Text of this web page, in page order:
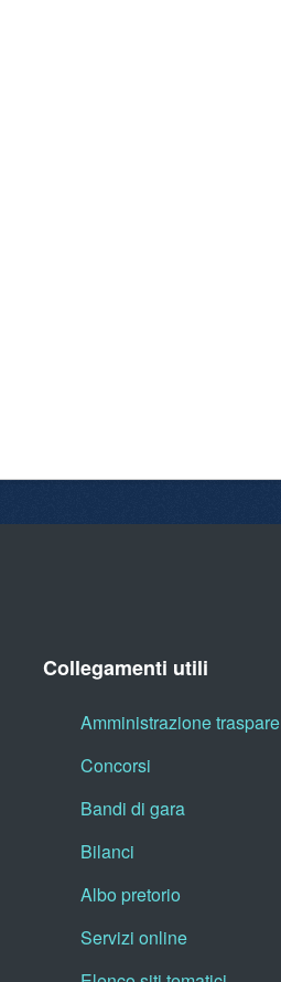
Collegamenti utili
Amministrazione
Concorsi
Bandi di gara
Bilanci
Albo pretorio
Servizi online